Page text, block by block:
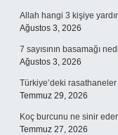
Allah hangi 3 kişiye
Ağustos 3, 2026
7 sayısının basamağı
Ağustos 3, 2026
Türkiye’deki
Temmuz 29, 2026
Koç burcunu ne sinir
Temmuz 27, 2026